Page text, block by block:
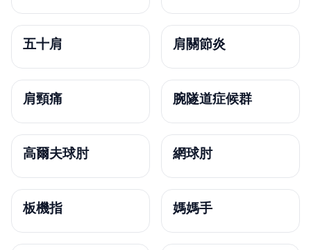
五十肩 肩關節炎
肩頸痛 腕隧道症候群
高爾夫球肘 網球肘
板機指 媽媽手